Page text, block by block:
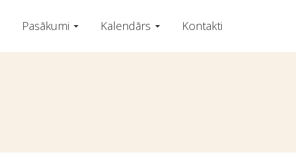
Pasākumi Kalendārs Kontakti